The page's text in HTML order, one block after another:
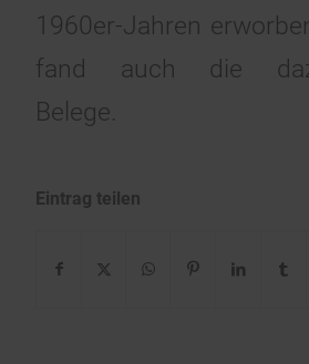
1960er-Jahren
fand auch die
Belege.
Eintrag teilen